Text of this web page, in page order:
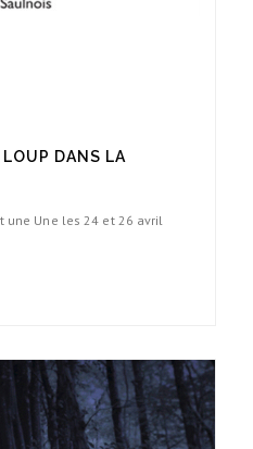
DANS LA
une Une les 24 et 26 avril